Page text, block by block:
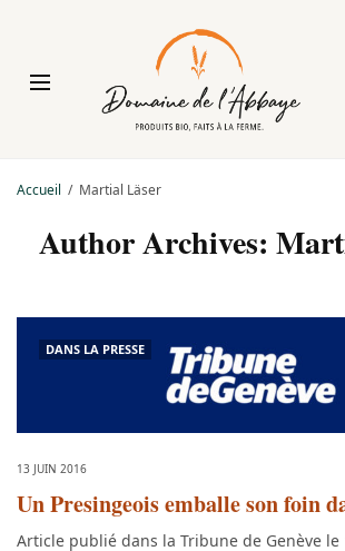
Accueil Martial Läser
Author Archives:
DANS LA PRESSE
13 JUIN 2016
Un Presingeois emballe son foin
Article publié dans la Tribune de Genève le